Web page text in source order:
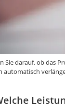
Sie darauf, ob das
automatisch